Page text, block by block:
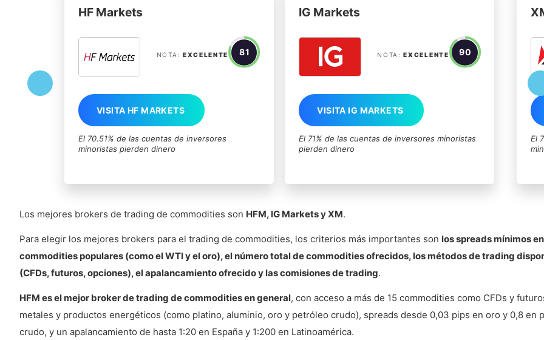
HF Markets
NOTA: EXCELENTE 81
VISITA HF MARKETS
El 70.51% de las cuentas de inversores
minoristas pierden dinero
IG Markets
NOTA: EXCELENTE 90
VISITA IG MARKETS
El 71% de las cuentas de inversores minoristas
pierden dinero
El
Los mejores brokers de trading de commodities son HFM, IG Markets y XM.
Para elegir los mejores brokers para el trading de commodities, los criterios más importantes son los spreads mínimos en
commodities populares (como el WTI y el oro), el número total de commodities ofrecidos, los métodos de trading
(CFDs, futuros, opciones), el apalancamiento ofrecido y las comisiones de trading.
HFM es el mejor broker de trading de commodities en general, con acceso a más de 15 commodities como CFDs y
metales y productos energéticos (como platino, aluminio, oro y petróleo crudo), spreads desde 0,03 pips en oro y 0,8 en
crudo, y un apalancamiento de hasta 1:20 en España y 1:200 en Latinoamérica.